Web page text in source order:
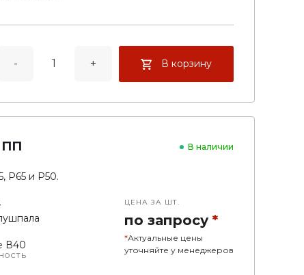
- + В корзину
ПП В наличии
Р65 и Р50.
В40
ЦЕНА ЗА ШТ.
по запросу *
*Актуальные цены
уточняйте у менеджеров